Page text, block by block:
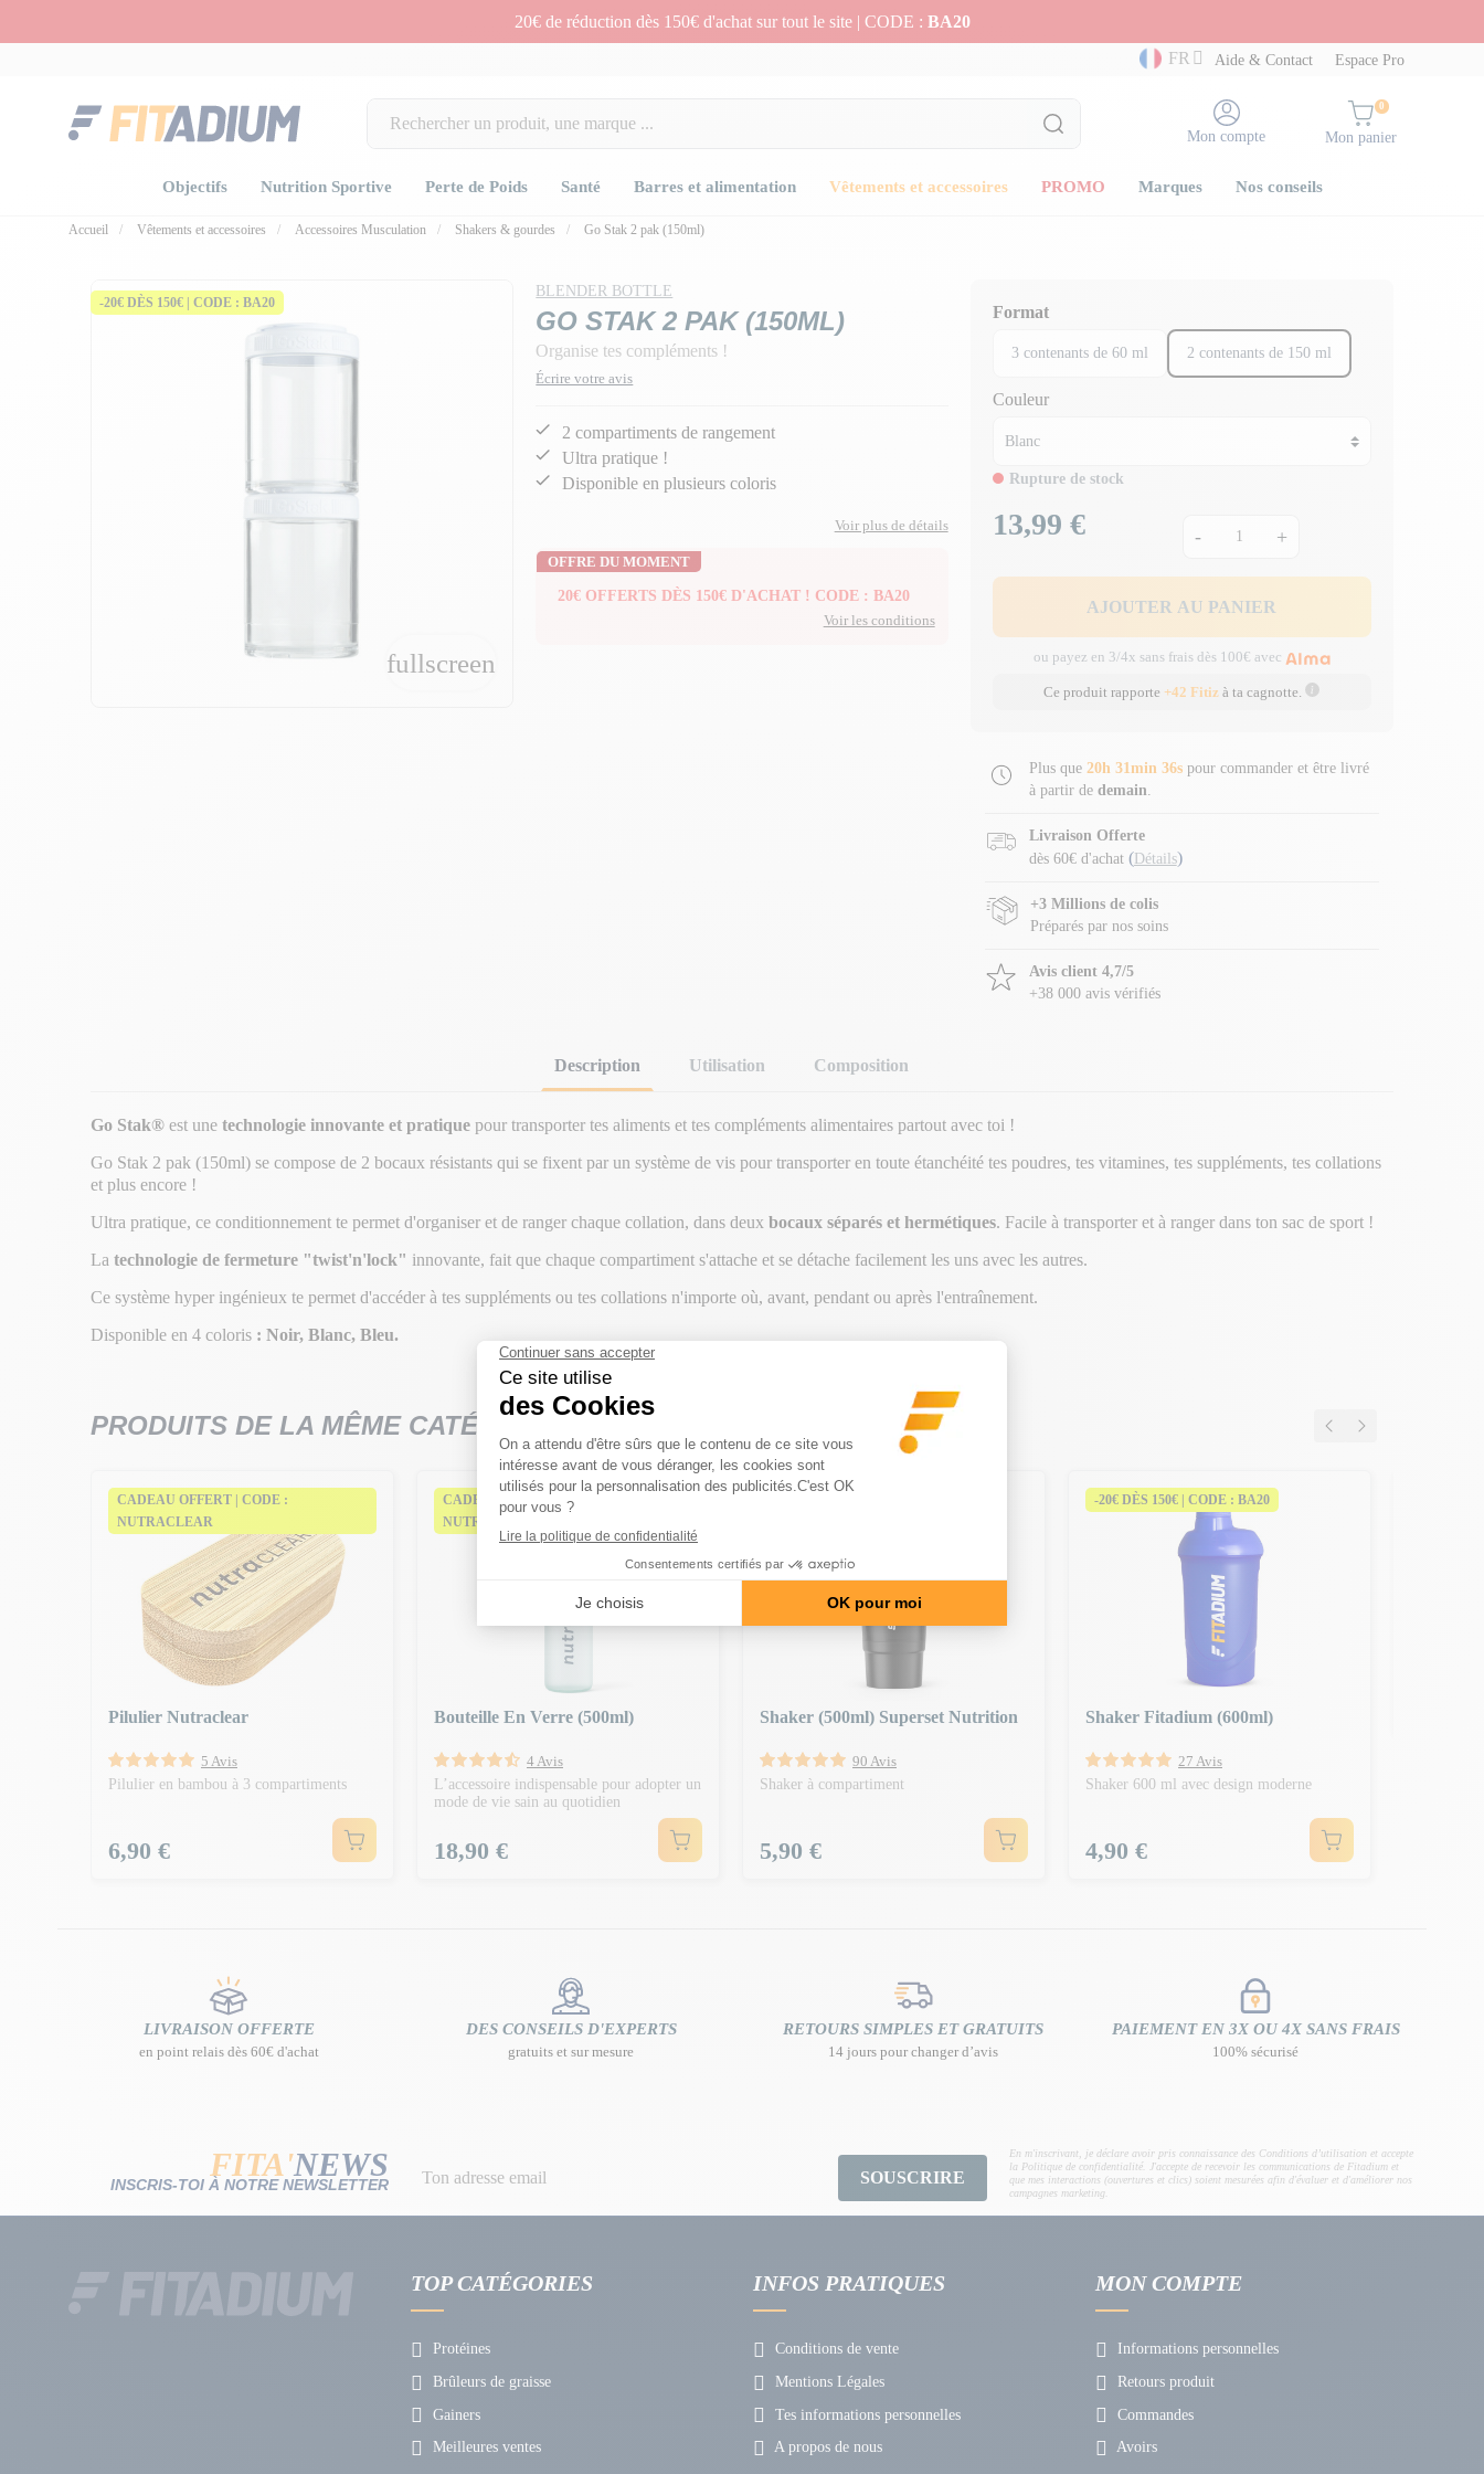
20€ de réduction dès 150€ d'achat sur tout le site | CODE : BA20
FR
Aide & Contact Espace Pro
Mon compte
0
Mon panier
Objectifs Nutrition Sportive Perte de Poids Santé Barres et alimentation Vêtements et accessoires PROMO Marques Nos conseils
Accueil Vêtements et accessoires Accessoires Musculation Shakers & gourdes Go Stak 2 pak (150ml)
-20€ DÈS 150€ | CODE : BA20
fullscreen
BLENDER BOTTLE
GO STAK 2 PAK (150ML)
Organise tes compléments !
Écrire votre avis
2 compartiments de rangement
Ultra pratique !
Disponible en plusieurs coloris
Voir plus de détails
OFFRE DU MOMENT
20€ OFFERTS DÈS 150€ D'ACHAT ! CODE : BA20
Voir les conditions
Format
3 contenants de 60 ml 2 contenants de 150 ml
Couleur
Rupture de stock
Prix
13,99 € - +
AJOUTER AU PANIER
ou payez en 3/4x sans frais dès 100€ avec
Ce produit rapporte +42 Fitiz à ta cagnotte.
Plus que 20h 31min 36spour commander et être livré
à partir de demain.
Livraison Offerte
dès 60€ d'achat ( Détails)
+3 Millions de colis
Préparés par nos soins
Avis client 4,7/5
+38 000 avis vérifiés
Description Utilisation Composition
Go Stak® est une technologie innovante et pratique pour transporter tes aliments et tes compléments alimentaires partout avec toi !
Go Stak 2 pak (150ml) se compose de 2 bocaux résistants qui se fixent par un système de vis pour transporter en toute étanchéité tes poudres, tes vitamines, tes suppléments, tes collations
et plus encore !
Ultra pratique, ce conditionnement te permet d'organiser et de ranger chaque collation, dans deux bocaux séparés et hermétiques. Facile à transporter et à ranger dans ton sac de sport !
La technologie de fermeture "twist'n'lock" innovante, fait que chaque compartiment s'attache et se détache facilement les uns avec les autres.
Ce système hyper ingénieux te permet d'accéder à tes suppléments ou tes collations n'importe où, avant, pendant ou après l'entraînement.
Disponible en 4 coloris : Noir, Blanc, Bleu.
PRODUITS DE LA MÊME CATÉGORIE
CADEAU OFFERT | CODE :
NUTRACLEAR
Pilulier Nutraclear
5 Avis
Pilulier en bambou à 3 compartiments
Prix
6,90 €
CADEAU OFFERT | CODE :
NUTRACLEAR
Bouteille En Verre (500ml)
4 Avis
L’accessoire indispensable pour adopter un
mode de vie sain au quotidien
Prix
18,90 €
Shaker (500ml) Superset Nutrition
90 Avis
Shaker à compartiment
Prix
5,90 €
-20€ DÈS 150€ | CODE : BA20
Shaker Fitadium (600ml)
27 Avis
Shaker 600 ml avec design moderne
Prix
4,90 €
LIVRAISON OFFERTE
en point relais dès 60€ d'achat
DES CONSEILS D'EXPERTS
gratuits et sur mesure
RETOURS SIMPLES ET GRATUITS
14 jours pour changer d’avis
PAIEMENT EN 3X OU 4X SANS FRAIS
100% sécurisé
FITA'NEWS
INSCRIS-TOI À NOTRE NEWSLETTER SOUSCRIRE
En m'inscrivant, je déclare avoir pris connaissance des Conditions d’utilisation et accepte
la Politique de confidentialité. J'accepte de recevoir les communications de Fitadium et
que mes interactions (ouvertures et clics) soient mesurées afin d'évaluer et d'améliorer nos
campagnes marketing.
TOP CATÉGORIES
Protéines
Brûleurs de graisse
Gainers
Meilleures ventes
INFOS PRATIQUES
Conditions de vente
Mentions Légales
Tes informations personnelles
A propos de nous
MON COMPTE
Informations personnelles
Retours produit
Commandes
Avoirs